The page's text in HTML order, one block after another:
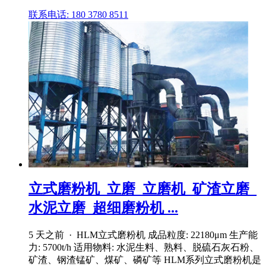
联系电话: 180 3780 8511
立式磨粉机_立磨_立磨机_矿渣立磨_
水泥立磨_超细磨粉机 ...
5 天之前 · HLM立式磨粉机 成品粒度: 22180μm 生产能
力: 5700t/h 适用物料: 水泥生料、熟料、脱硫石灰石粉、
矿渣、钢渣锰矿、煤矿、磷矿等 HLM系列立式磨粉机是